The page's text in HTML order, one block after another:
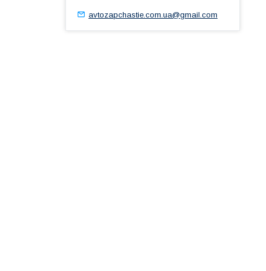
avtozapchastie.com.ua@gmail.com